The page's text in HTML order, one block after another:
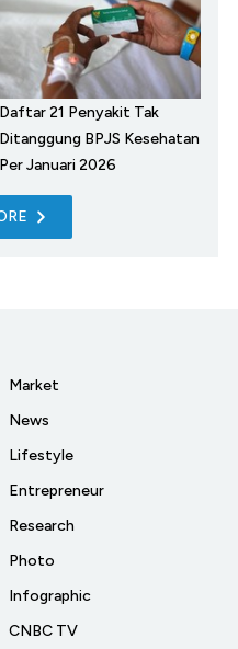
Daftar 21 Penyakit Tak
Ditanggung BPJS Kesehatan
Per Januari 2026
Market
News
Lifestyle
Entrepreneur
Research
Photo
Infographic
CNBC TV